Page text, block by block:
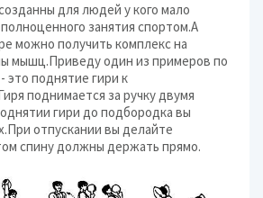
для людей у кого мало
занятия спортом.А
можно получить комплекс на
мышц.Приведу один из примеров по
поднятие гири к
поднимается за ручку двумя
гири до подбородка вы
отпускании вы делайте
спину должны держать прямо.